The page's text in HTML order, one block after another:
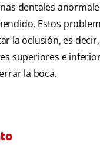
dentales
Estos
la oclusión, es
superiores e
la boca.